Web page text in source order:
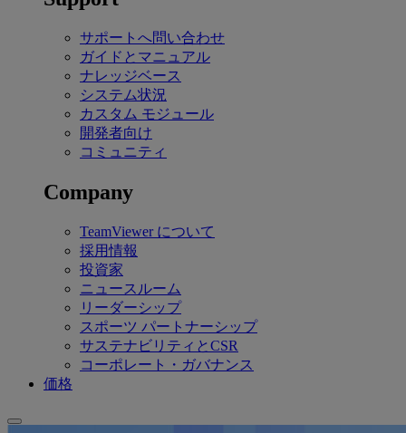
サポートへ問い合わせ
ガイドとマニュアル
ナレッジベース
システム状況
カスタム モジュール
開発者向け
コミュニティ
Company
TeamViewer について
採用情報
投資家
ニュースルーム
リーダーシップ
スポーツ パートナーシップ
サステナビリティとCSR
コーポレート・ガバナンス
価格